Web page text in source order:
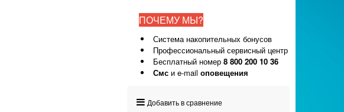
ПОЧЕМУ МЫ?
Система накопительных бонусов
Профессиональный сервисный центр
Бесплатный номер 8 800 200 10 36
Смс и e-mail оповещения
Добавить в сравнение